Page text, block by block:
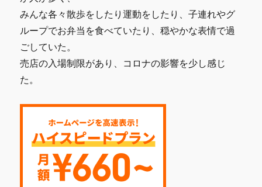
みんな各々散歩をしたり運動をしたり、子連れやグ
ループでお弁当を食べていたり、穏やかな表情で過
ごしていた。
売店の入場制限があり、コロナの影響を少し感じ
た。